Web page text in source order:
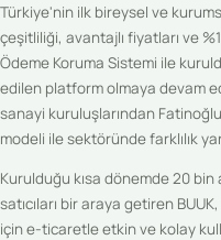
Türkiye'nin ilk bireysel ve
çeşitliliği, avantajlı fiyatları ve
Ödeme Koruma Sistemi ile
edilen platform olmaya devam
sanayi kuruluşlarından
modeli ile sektöründe farklılık
Kurulduğu kısa dönemde 20 bin
satıcıları bir araya getiren
için e-ticaretle etkin ve kolay